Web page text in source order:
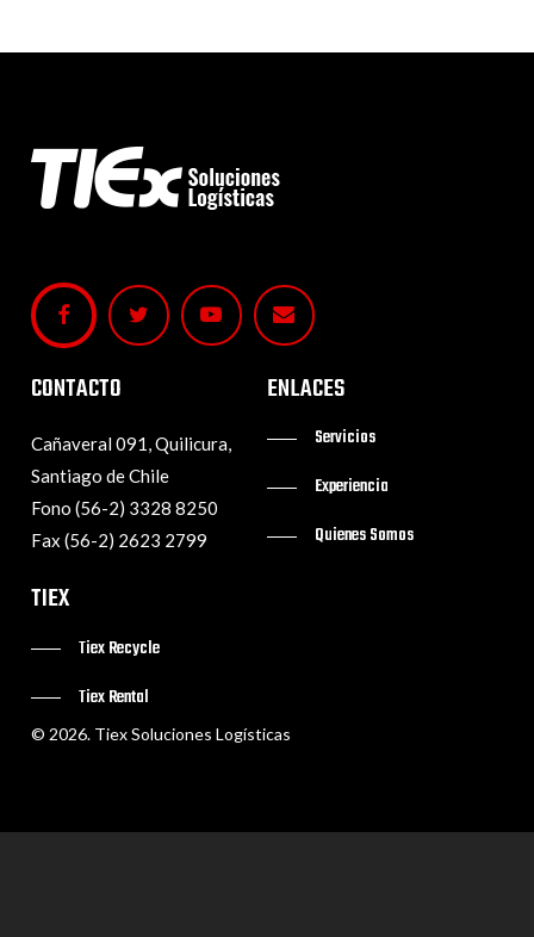
CONTACTO
Cañaveral 091, Quilicura,
Santiago de Chile
Fono (56-2) 3328 8250
Fax (56-2) 2623 2799
ENLACES
Servicios
Experiencia
Quienes Somos
TIEX
Tiex Recycle
Tiex Rental
© 2026. Tiex Soluciones Logísticas